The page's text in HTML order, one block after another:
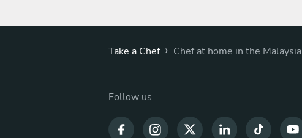
Take a Chef › Chef at home in the Malaysia
Follow us